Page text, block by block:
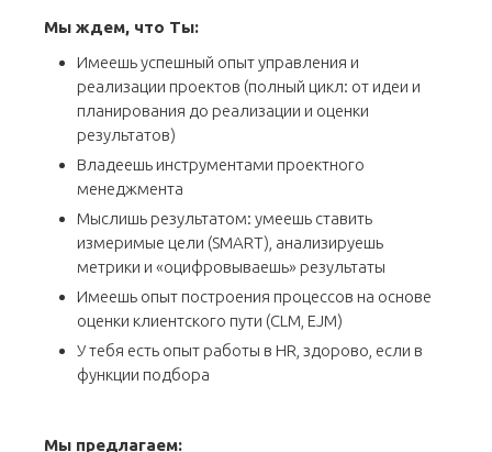
Мы ждем, что Ты:
Имеешь успешный опыт управления и
реализации проектов (полный цикл: от идеи и
планирования до реализации и оценки
результатов)
Владеешь инструментами проектного
менеджмента
Мыслишь результатом: умеешь ставить
измеримые цели (SMART), анализируешь
метрики и «оцифровываешь» результаты
Имеешь опыт построения процессов на основе
оценки клиентского пути (CLM, EJM)
У тебя есть опыт работы в HR, здорово, если в
функции подбора
Мы предлагаем: